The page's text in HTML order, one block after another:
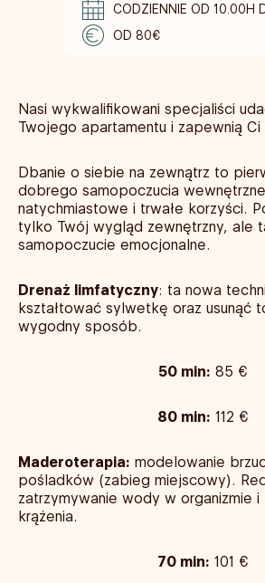
CODZIENNIE OD 10.00H
OD 80€
Nasi wykwalifikowani specjaliści
Twojego apartamentu i zapewnią
Dbanie o siebie na zewnątrz to
dobrego samopoczucia
natychmiastowe i trwałe korzyści.
tylko Twój wygląd zewnętrzny, ale
samopoczucie emocjonalne.
Drenaż limfatyczny: ta nowa
kształtować sylwetkę oraz usunąć
wygodny sposób.
50 min: 85 €
80 min: 112 €
Maderoterapia: modelowanie
pośladków (zabieg miejscowy).
zatrzymywanie wody w organizmie i
krążenia.
70 min: 101 €